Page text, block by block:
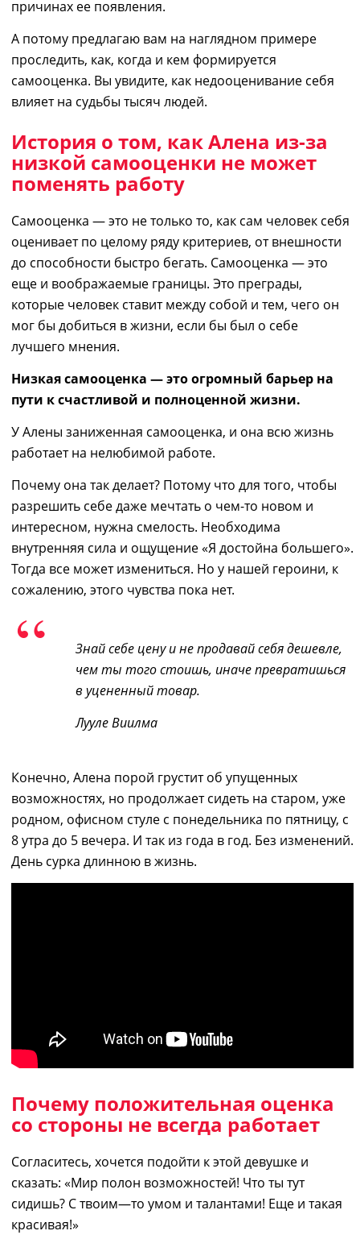
причинах ее появления.
А потому предлагаю вам на наглядном примере
проследить, как, когда и кем формируется
самооценка. Вы увидите, как недооценивание себя
влияет на судьбы тысяч людей.
История о том, как Алена из-за
низкой самооценки не может
поменять работу
Самооценка — это не только то, как сам человек себя
оценивает по целому ряду критериев, от внешности
до способности быстро бегать. Самооценка — это
еще и воображаемые границы. Это преграды,
которые человек ставит между собой и тем, чего он
мог бы добиться в жизни, если бы был о себе
лучшего мнения.
Низкая самооценка — это огромный барьер на
пути к счастливой и полноценной жизни.
У Алены заниженная самооценка, и она всю жизнь
работает на нелюбимой работе.
Почему она так делает? Потому что для того, чтобы
разрешить себе даже мечтать о чем-то новом и
интересном, нужна смелость. Необходима
внутренняя сила и ощущение«Я достойна большего».
Тогда все может измениться. Но у нашей героини, к
сожалению, этого чувства пока нет.
Знай себе цену и не продавай себя дешевле,
чем ты того стоишь, иначе превратишься
в уцененный товар.
Лууле Виилма
Конечно, Алена порой грустит об упущенных
возможностях, но продолжает сидеть на старом, уже
родном, офисном стуле с понедельника по пятницу, с
8 утра до 5 вечера. И так из года в год. Без изменений.
День сурка длинною в жизнь.
Почему положительная оценка
со стороны не всегда работает
Согласитесь, хочется подойти к этой девушке и
сказать: «Мир полон возможностей! Что ты тут
сидишь? Ствоим—то умом и талантами! Еще и такая
красивая!»